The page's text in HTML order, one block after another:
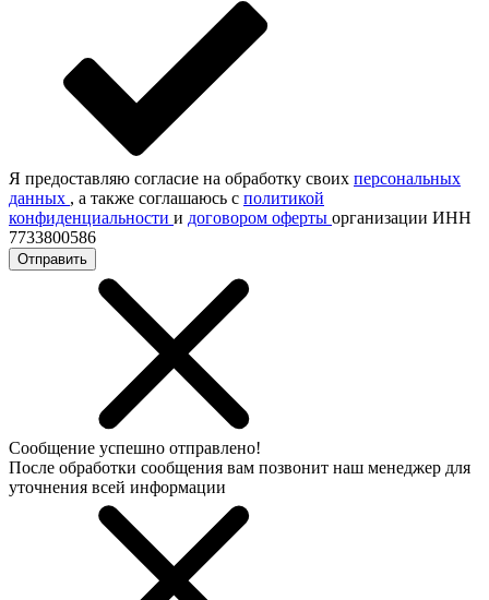
Я предоставляю согласие на обработку своих персональных
данных , а также соглашаюсь с политикой
конфиденциальности и договором оферты организации ИНН
7733800586
Отправить
Сообщение успешно отправлено!
После обработки сообщения вам позвонит наш менеджер для
уточнения всей информации